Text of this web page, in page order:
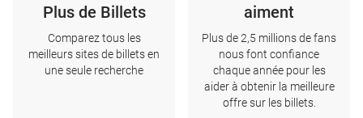
Plus de Billets
Comparez tous les
meilleurs sites de billets en
une seule recherche
aiment
Plus de 2,5 millions de fans
nous font confiance
chaque année pour les
aider à obtenir la meilleure
offre sur les billets.